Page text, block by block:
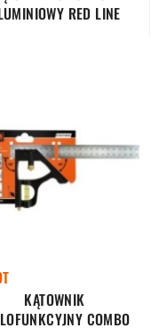
RED LINE
KĄTOWNIK
COMBO